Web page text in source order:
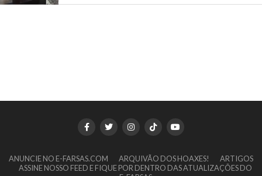
ANUNCIE NO E-FARSAS.COM ARQUIVÃO DOS HOAXES!
ARTIGOS
ASSINE NOSSO FEED E FIQUE POR DENTRO DAS ATUALIZAÇÕES DO